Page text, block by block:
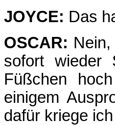
JOYCE: Das
OSCAR:
sofort wieder
Füßchen
einigem
dafür kriege